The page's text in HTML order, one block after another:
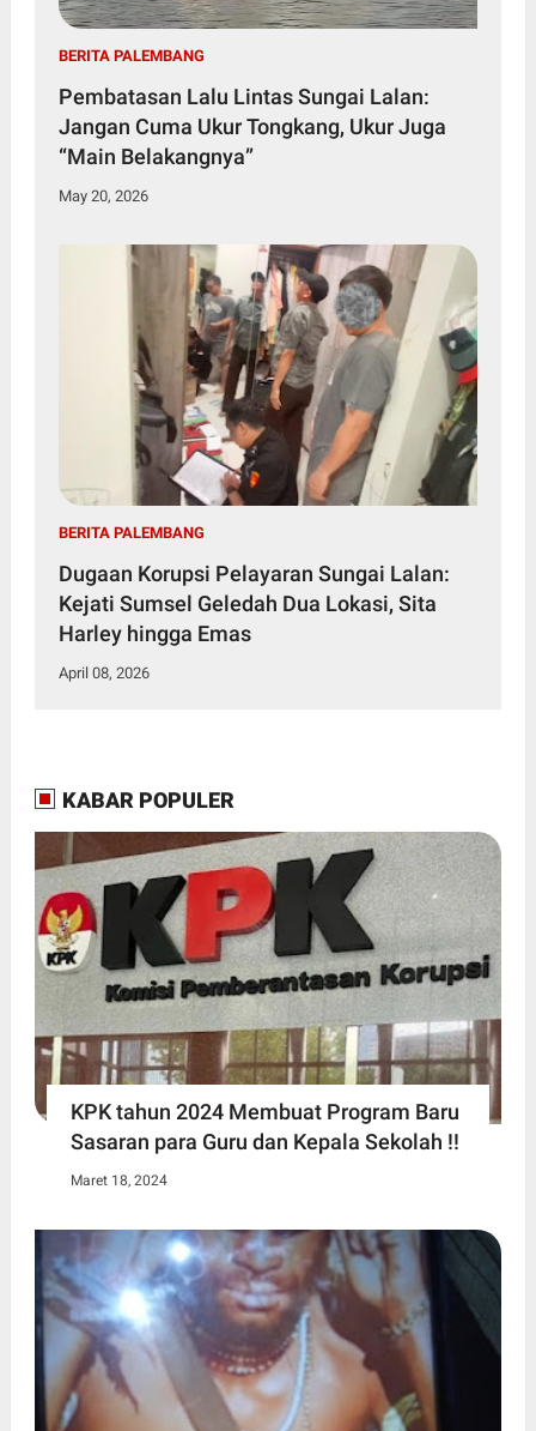
BERITA PALEMBANG
Pembatasan Lalu Lintas Sungai Lalan:
Jangan Cuma Ukur Tongkang, Ukur Juga
“Main Belakangnya”
May 20, 2026
BERITA PALEMBANG
Dugaan Korupsi Pelayaran Sungai Lalan:
Kejati Sumsel Geledah Dua Lokasi, Sita
Harley hingga Emas
April 08, 2026
KABAR POPULER
KPK tahun 2024 Membuat Program Baru
Sasaran para Guru dan Kepala Sekolah !!
Maret 18, 2024